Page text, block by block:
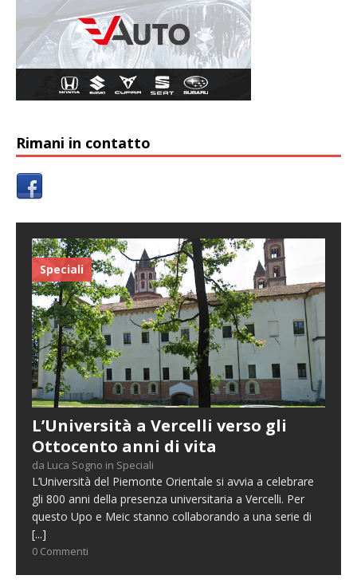
Rimani in contatto
Speciali
L’Università a Vercelli verso gli
Ottocento anni di vita
da Luca Sogno in Speciali
L’Università del Piemonte Orientale si avvia a celebrare
gli 800 anni della presenza universitaria a Vercelli. Per
questo Upo e Meic stanno collaborando a una serie di
[...]
0 Commenti